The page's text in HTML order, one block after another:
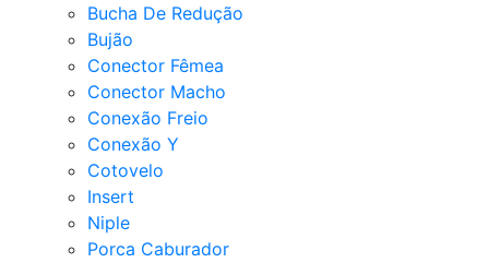
Bucha De Redução
Bujão
Conector Fêmea
Conector Macho
Conexão Freio
Conexão Y
Cotovelo
Insert
Niple
Porca Caburador